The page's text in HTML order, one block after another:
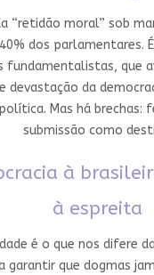
“retidão moral” sob
dos parlamentares.
fundamentalistas, que
devastação da
Mas há brechas:
submissão como
à
à espreita
é o que nos difere
garantir que dogmas